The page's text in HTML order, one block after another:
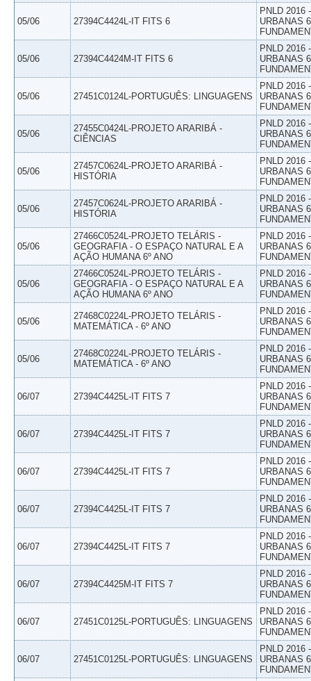
05/06 27394C4424L-IT FITS 6
PNLD 2016
URBANAS
05/06 27394C4424M-IT FITS 6
PNLD 2016
URBANAS
05/06 27451C0124L-PORTUGUÊS: LINGUAGENS
PNLD 2016
URBANAS
05/06
27455C0424L-PROJETO ARARIBÁ -
CIÊNCIAS
PNLD 2016
URBANAS
05/06
27457C0624L-PROJETO ARARIBÁ -
HISTÓRIA
PNLD 2016
URBANAS
05/06
27457C0624L-PROJETO ARARIBÁ -
HISTÓRIA
PNLD 2016
URBANAS
05/06
27466C0524L-PROJETO TELÁRIS -
GEOGRAFIA - O ESPAÇO NATURAL E A
AÇÃO HUMANA 6º ANO
PNLD 2016
URBANAS
05/06
27466C0524L-PROJETO TELÁRIS -
GEOGRAFIA - O ESPAÇO NATURAL E A
AÇÃO HUMANA 6º ANO
PNLD 2016
URBANAS
05/06
27468C0224L-PROJETO TELÁRIS -
MATEMÁTICA - 6º ANO
PNLD 2016
URBANAS
05/06
27468C0224L-PROJETO TELÁRIS -
MATEMÁTICA - 6º ANO
PNLD 2016
URBANAS
06/07 27394C4425L-IT FITS 7
PNLD 2016
URBANAS
06/07 27394C4425L-IT FITS 7
PNLD 2016
URBANAS
06/07 27394C4425L-IT FITS 7
PNLD 2016
URBANAS
06/07 27394C4425L-IT FITS 7
PNLD 2016
URBANAS
06/07 27394C4425L-IT FITS 7
PNLD 2016
URBANAS
06/07 27394C4425M-IT FITS 7
PNLD 2016
URBANAS
06/07 27451C0125L-PORTUGUÊS: LINGUAGENS
PNLD 2016
URBANAS
06/07 27451C0125L-PORTUGUÊS: LINGUAGENS
PNLD 2016
URBANAS